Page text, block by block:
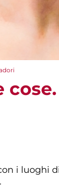
i luoghi